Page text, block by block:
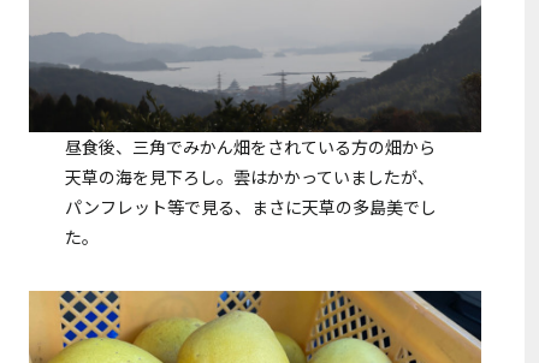
昼食後、三角でみかん畑をされている方の畑から
天草の海を見下ろし。雲はかかっていましたが、
パンフレット等で見る、まさに天草の多島美でし
た。